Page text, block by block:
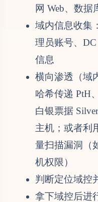
网 Web、数据
域内信息收集
理员账号、
信息
横向渗透（域
哈希传递 PtH
白银票据
主机；或者利
量扫描漏洞（
机权限）
判断定位域控
拿下域控后进